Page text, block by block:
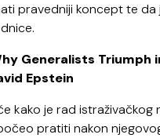
pravedniji koncept te da
Generalists Triumph
Epstein
kako je rad istraživačkog
pratiti nakon